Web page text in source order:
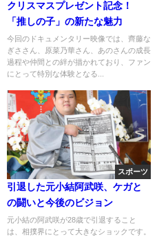
クリスマスプレゼント記念！
「推しの子」の新たな魅力
今回のドキュメンタリー映像では、齊藤な
ぎささん、原菜乃華さん、あのさんの成長
過程や仲間との絆が描かれており、ファン
にとって特別な体験となる...
スポーツ
引退した元小結阿武咲、ケガと
の闘いと今後のビジョン
元小結の阿武咲が28歳で引退すること
は、相撲界にとって大きなショックです。